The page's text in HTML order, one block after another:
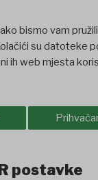
bismo vam
su datoteke
ih web mjesta
postavke